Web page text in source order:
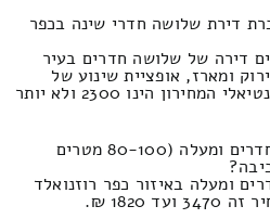
דירת שלושה חדרי שינה בכפר
דירה של שלושה חדרים בעיר
ומארז, אופציית שינוע של
מקום מתוך דירת ציבור סטודנטיאלי המחירון הינו 2300 ולא יותר
מהי עלות שינוע של דירת 4 חדרים ומעלה (80-100 מטרים
הובלה של פריטי 4 חדרים ומעלה באיזור כפר רוזנואלד
1820 ₪.